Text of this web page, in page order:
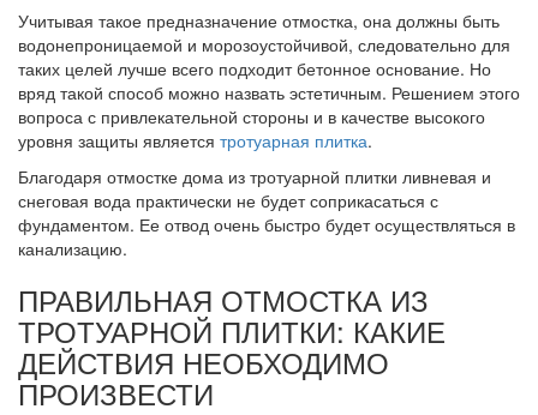
Учитывая такое предназначение отмостка, она должны быть
водонепроницаемой и морозоустойчивой, следовательно для
таких целей лучше всего подходит бетонное основание. Но
вряд такой способ можно назвать эстетичным. Решением этого
вопроса с привлекательной стороны и в качестве высокого
уровня защиты является тротуарная плитка.
Благодаря отмостке дома из тротуарной плитки ливневая и
снеговая вода практически не будет соприкасаться с
фундаментом. Ее отвод очень быстро будет осуществляться в
канализацию.
ПРАВИЛЬНАЯ ОТМОСТКА ИЗ
ТРОТУАРНОЙ ПЛИТКИ: КАКИЕ
ДЕЙСТВИЯ НЕОБХОДИМО
ПРОИЗВЕСТИ